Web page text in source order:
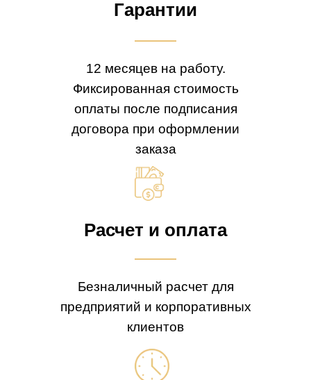
Гарантии
12 месяцев на работу.
Фиксированная стоимость
оплаты после подписания
договора при оформлении
заказа
Расчет и оплата
Безналичный расчет для
предприятий и корпоративных
клиентов